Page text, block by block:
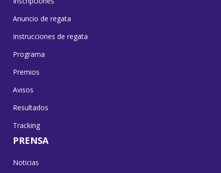
Anuncio de regata
Instrucciones de regata
Programa
Premios
Avisos
Resultados
Tracking
PRENSA
Noticias